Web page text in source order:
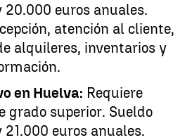
20.000 euros anuales.
atención al cliente,
alquileres, inventarios y
en Huelva: Requiere
grado superior. Sueldo
21.000 euros anuales.